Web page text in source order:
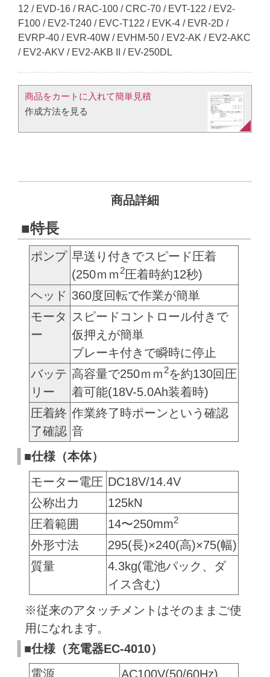
12 / EVD-16 / RAC-100 / CRC-70 / EVT-122 / EV2-
F100 / EV2-T240 / EVC-T122 / EVK-4 / EVR-2D /
EVRP-40 / EVR-40W / EVHM-50 / EV2-AK / EV2-AKC
/ EV2-AKV / EV2-AKB II / EV-250DL
商品をカートに入れて簡単見積​
作成方法を見る​​
商品詳細
■特長
ポンプ 早送り付きでスピード圧着
(250ｍｍ2圧着時約12秒)
ヘッド 360度回転で作業が簡単
モータ
ー
スピードコントロール付きで
仮押えが簡単
ブレーキ付きで瞬時に停止
バッテ
リー
高容量で250ｍｍ2を約130回圧
着可能(18V-5.0Ah装着時)
圧着終
了確認
作業終了時ポーンという確認
音
■仕様（本体）
モーター電圧 DC18V/14.4V
公称出力
125kN
圧着範囲
14〜250mm2
外形寸法
295(長)×240(高)×75(幅)
質量
4.3kg(電池パック、ダ
イス含む)
※従来のアタッチメントはそのままご使
用になれます。
■仕様（充電器EC-4010）
電源
AC100V(50/60Hz)